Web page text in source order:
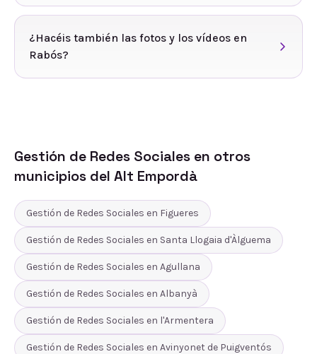
¿Hacéis también las fotos y los vídeos en
Rabós?
Gestión de Redes Sociales en otros
municipios del Alt Empordà
Gestión de Redes Sociales en Figueres
Gestión de Redes Sociales en Santa Llogaia d'Àlguema
Gestión de Redes Sociales en Agullana
Gestión de Redes Sociales en Albanyà
Gestión de Redes Sociales en l'Armentera
Gestión de Redes Sociales en Avinyonet de Puigventós